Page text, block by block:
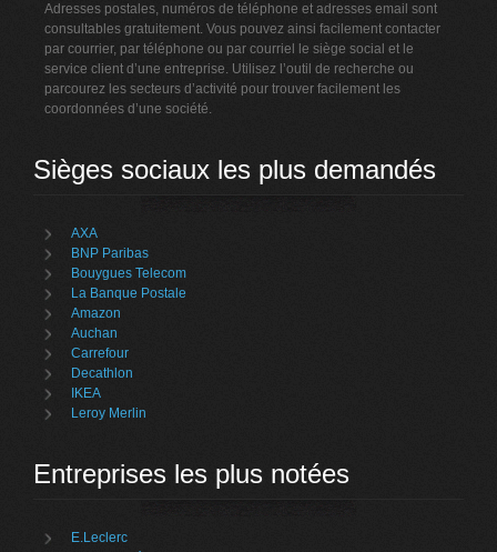
Adresses postales, numéros de téléphone et adresses email sont
consultables gratuitement. Vous pouvez ainsi facilement contacter
par courrier, par téléphone ou par courriel le siège social et le
service client d’une entreprise. Utilisez l’outil de recherche ou
parcourez les secteurs d’activité pour trouver facilement les
coordonnées d’une société.
Sièges sociaux les plus demandés
AXA
BNP Paribas
Bouygues Telecom
La Banque Postale
Amazon
Auchan
Carrefour
Decathlon
IKEA
Leroy Merlin
Entreprises les plus notées
E.Leclerc